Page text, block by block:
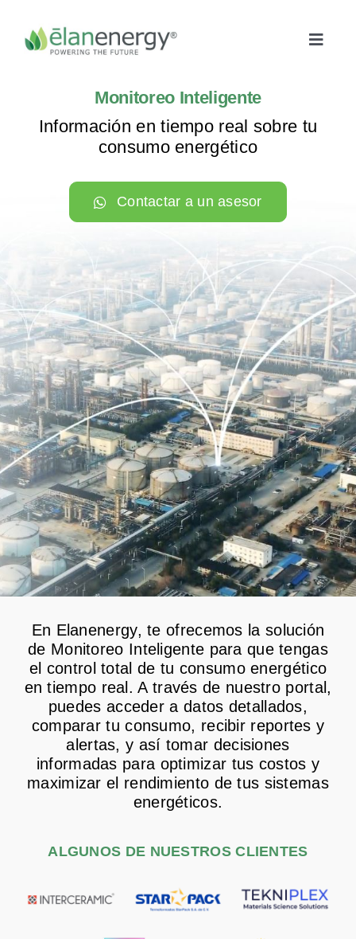
content
Toggle
Inicio
Cogeneración
Paneles solares
Microgrids
Monitoreo Inteligente
Operación y Mantenimiento
Monitoreo Inteligente
Información en tiempo real sobre tu
consumo energético
Contactar a un asesor
En Elanenergy, te ofrecemos la solución
de Monitoreo Inteligente para que tengas
el control total de tu consumo energético
en tiempo real. A través de nuestro portal,
puedes acceder a datos detallados,
comparar tu consumo, recibir reportes y
alertas, y así tomar decisiones
informadas para optimizar tus costos y
maximizar el rendimiento de tus sistemas
energéticos.
ALGUNOS DE NUESTROS CLIENTES